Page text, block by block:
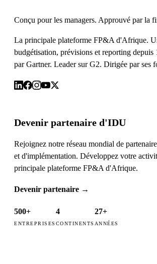
Conçu pour les managers. Approuvé par la
La principale plateforme FP&A d'Afrique.
budgétisation, prévisions et reporting depuis
par Gartner. Leader sur G2. Dirigée par ses
Devenir partenaire d'IDU
Rejoignez notre réseau mondial de
et d'implémentation. Développez votre
principale plateforme FP&A d'Afrique.
Devenir partenaire →
500+
ENTREPRISES
4
CONTINENTS
27+
ANNÉES